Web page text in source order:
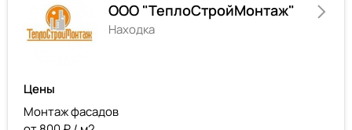
ООО "ТеплоСтройМонтаж"
Находка
Цены
Монтаж фасадов